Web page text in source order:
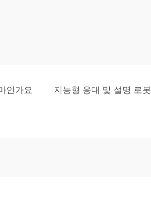
인가요 지능형 응대 및 설명 로봇